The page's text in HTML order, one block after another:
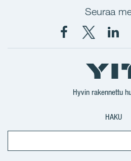
Seuraa
Facebook
X
YIT
Suomi
YIT
Hyvin rakennettu
HAKU